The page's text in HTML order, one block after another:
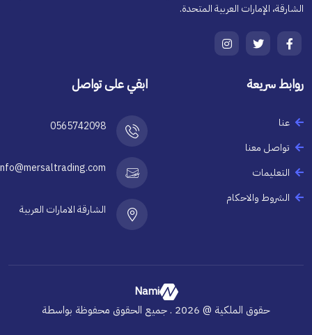
الشارقة، الإمارات العربية المتحدة.
روابط سريعة
عنا
تواصل معنا
التعليمات
الشروط والاحكام
ابقي على تواصل
0565742098
info@mersaltrading.com
الشارقة الامارات العربية
Nami
حقوق الملكية @ 2026 . جميع الحقوق محفوظة بواسطة